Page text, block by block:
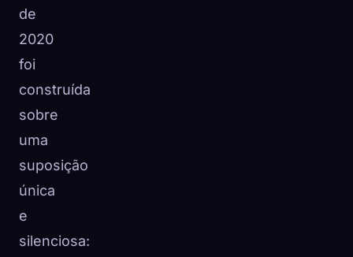
de
2020
foi
construída
sobre
uma
suposição
única
e
silenciosa: